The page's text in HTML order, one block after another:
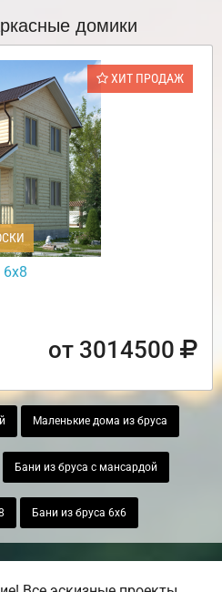
домики
ХИТ ПРОДАЖ
от 3014500
Маленькие дома из бруса
Бани из бруса с мансардой
Бани из бруса 6х6